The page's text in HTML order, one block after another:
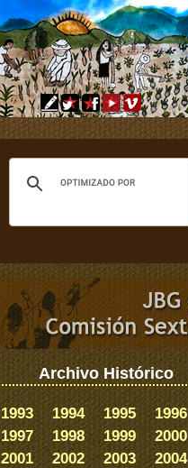
Archivo Histórico
1993 1994 1995
1996
1997
1998 1999
2000
2001
2002 2003
2004